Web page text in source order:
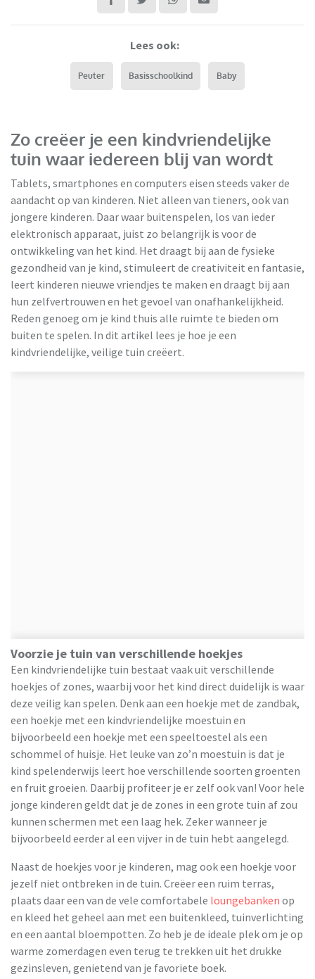
Lees ook:
Peuter Basisschoolkind Baby
Zo creëer je een kindvriendelijke
tuin waar iedereen blij van wordt
Tablets, smartphones en computers eisen steeds vaker de
aandacht op van kinderen. Niet alleen van tieners, ook van
jongere kinderen. Daar waar buitenspelen, los van ieder
elektronisch apparaat, juist zo belangrijk is voor de
ontwikkeling van het kind. Het draagt bij aan de fysieke
gezondheid van je kind, stimuleert de creativiteit en fantasie,
leert kinderen nieuwe vriendjes te maken en draagt bij aan
hun zelfvertrouwen en het gevoel van onafhankelijkheid.
Reden genoeg om je kind thuis alle ruimte te bieden om
buiten te spelen. In dit artikel lees je hoe je een
kindvriendelijke, veilige tuin creëert.
Voorzie je tuin van verschillende hoekjes
Een kindvriendelijke tuin bestaat vaak uit verschillende
hoekjes of zones, waarbij voor het kind direct duidelijk is waar
deze veilig kan spelen. Denk aan een hoekje met de zandbak,
een hoekje met een kindvriendelijke moestuin en
bijvoorbeeld een hoekje met een speeltoestel als een
schommel of huisje. Het leuke van zo’n moestuin is dat je
kind spelenderwijs leert hoe verschillende soorten groenten
en fruit groeien. Daarbij profiteer je er zelf ook van! Voor hele
jonge kinderen geldt dat je de zones in een grote tuin af zou
kunnen schermen met een laag hek. Zeker wanneer je
bijvoorbeeld eerder al een vijver in de tuin hebt aangelegd.
Naast de hoekjes voor je kinderen, mag ook een hoekje voor
jezelf niet ontbreken in de tuin. Creëer een ruim terras,
plaats daar een van de vele comfortabele loungebanken op
en kleed het geheel aan met een buitenkleed, tuinverlichting
en een aantal bloempotten. Zo heb je de ideale plek om je op
warme zomerdagen even terug te trekken uit het drukke
gezinsleven, genietend van je favoriete boek.